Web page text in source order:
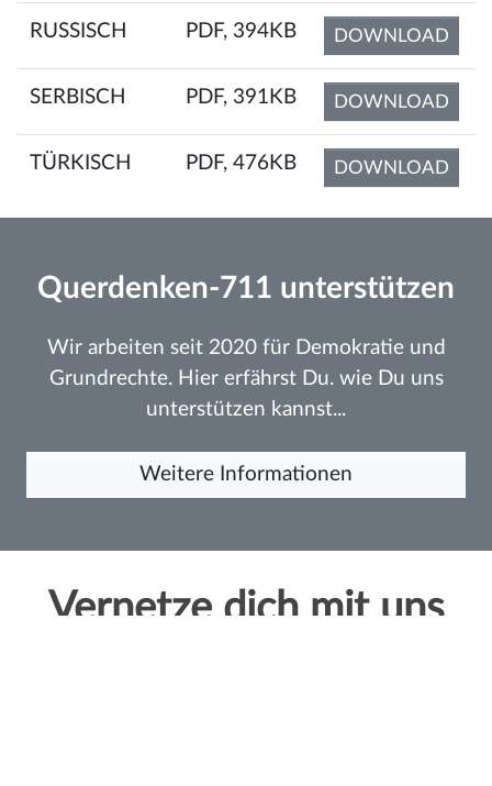
RUSSISCH PDF, 394KB DOWNLOAD
SERBISCH PDF, 391KB DOWNLOAD
TÜRKISCH PDF, 476KB DOWNLOAD
Querdenken-711 unterstützen
Wir arbeiten seit 2020 für Demokratie und
Grundrechte. Hier erfährst Du. wie Du uns
unterstützen kannst...
Weitere Informationen
Vernetze dich mit uns